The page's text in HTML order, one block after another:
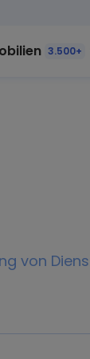
3.500+
von